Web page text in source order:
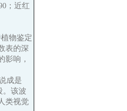
；近红
物鉴定
表的深
影响，
成是
。该波
类视觉